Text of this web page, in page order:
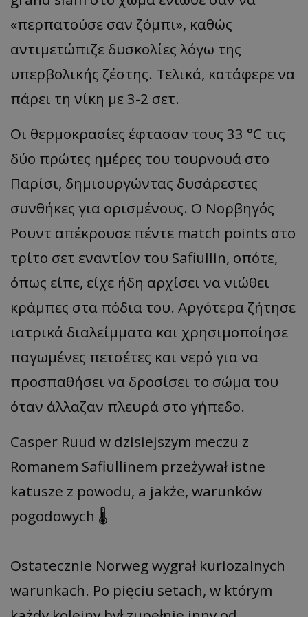
«περπατούσε σαν ζόμπι», καθώς
αντιμετώπιζε δυσκολίες λόγω της
υπερβολικής ζέστης. Τελικά, κατάφερε να
πάρει τη νίκη με 3-2 σετ.
Οι θερμοκρασίες έφτασαν τους 33 °C τις
δύο πρώτες ημέρες του τουρνουά στο
Παρίσι, δημιουργώντας δυσάρεστες
συνθήκες για ορισμένους. Ο Νορβηγός
Ρουντ απέκρουσε πέντε match points στο
τρίτο σετ εναντίον του Safiullin, οπότε,
όπως είπε, είχε ήδη αρχίσει να νιώθει
κράμπες στα πόδια του. Αργότερα ζήτησε
ιατρικά διαλείμματα και χρησιμοποίησε
παγωμένες πετσέτες και νερό για να
προσπαθήσει να δροσίσει το σώμα του
όταν άλλαζαν πλευρά στο γήπεδο.
Casper Ruud w dzisiejszym meczu z
Romanem Safiullinem przeżywał istne
katusze z powodu, a jakże, warunków
pogodowych 🌡️
Ostatecznie Norweg wygrał kuriozalnych
warunkach. Po pięciu setach, w którym